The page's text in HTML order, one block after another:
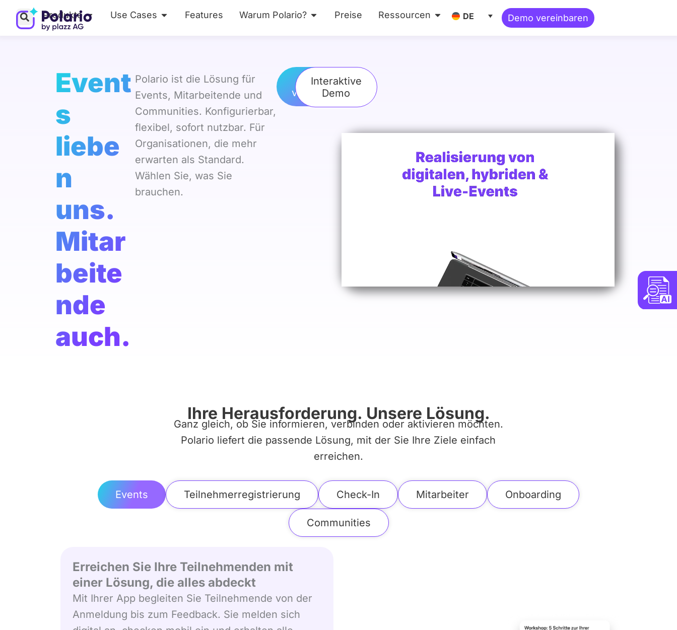
Zum
Inhalt
ProdukteÖffne Produkte
Use Cases Öffne Use Cases
Features Warum Polario? Öffne Warum Polario?
Preise Ressourcen Öffne Ressourcen
DE Demo vereinbaren
Event
s
liebe
n
uns.
Mitar
beite
nde
auch.
Polario ist die Lösung für
Events, Mitarbeitende und
Communities. Konfigurierbar,
flexibel, sofort nutzbar. Für
Organisationen, die mehr
erwarten als Standard.
Wählen Sie, was Sie
brauchen.
Demo
vereinbaren
Interaktive
Demo
Ihre Herausforderung. Unsere Lösung.
Ganz gleich, ob Sie informieren, verbinden oder aktivieren möchten.
Polario liefert die passende Lösung, mit der Sie Ihre Ziele einfach
erreichen.
Events Teilnehmerregistrierung Check-In Mitarbeiter Onboarding
Communities
Erreichen Sie Ihre Teilnehmenden mit
einer Lösung, die alles abdeckt
Mit Ihrer App begleiten Sie Teilnehmende von der
Anmeldung bis zum Feedback. Sie melden sich